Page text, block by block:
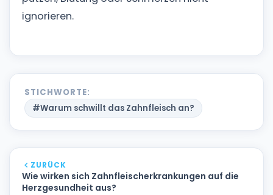
ignorieren.
STICHWORTE:
#Warum schwillt das Zahnfleisch an?
ZURÜCK
Wie wirken sich Zahnfleischerkrankungen auf die
Herzgesundheit aus?